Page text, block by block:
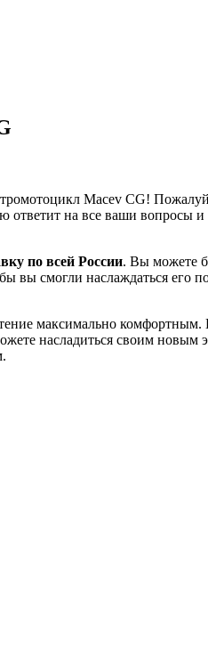
Macev CG!
ответит на все ваши вопросы
по всей России. Вы можете
вы смогли наслаждаться его
максимально комфортным.
насладиться своим новым